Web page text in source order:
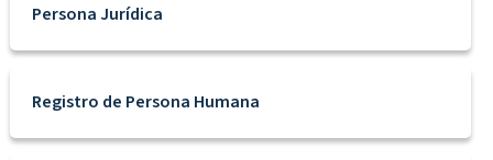
Persona Jurídica
Registro de Persona Humana